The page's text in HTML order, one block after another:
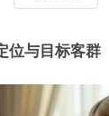
位与目标客群